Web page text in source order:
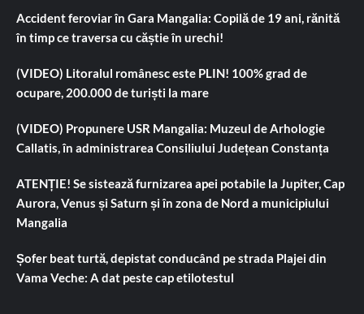
Accident feroviar în Gara Mangalia: Copilă de 19 ani, rănită
în timp ce traversa cu căștie în urechi!
(VIDEO) Litoralul românesc este PLIN! 100% grad de
ocupare, 200.000 de turiști la mare
(VIDEO) Propunere USR Mangalia: Muzeul de Arhologie
Callatis, în administrarea Consiliului Județean Constanța
ATENȚIE! Se sistează furnizarea apei potabile la Jupiter, Cap
Aurora, Venus și Saturn și în zona de Nord a municipiului
Mangalia
Șofer beat turtă, depistat conducând pe strada Plajei din
Vama Veche: A dat peste cap etilotestul